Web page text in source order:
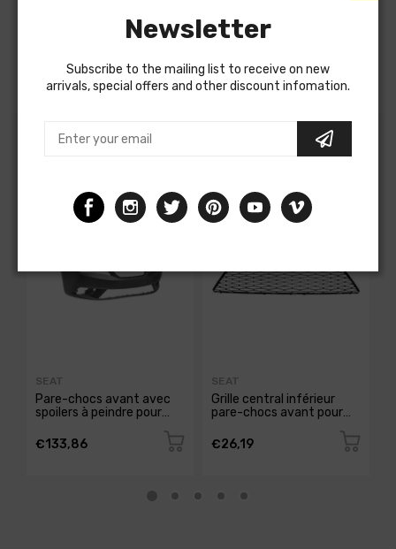
Produit conforme aux normes Européenne
SEAT
Pare-chocs avant avec
spoilers à peindre pour
2016, Neuf
€133,86
SEAT
Grille central inférieur
pare-chocs avant pour
2015, Neuve
€26,19
Newsletter
Subscribe to the mailing list to receive on new
arrivals, special offers and other discount infomation.